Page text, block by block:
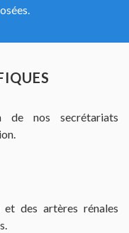
de nos secrétariats
des artères rénales